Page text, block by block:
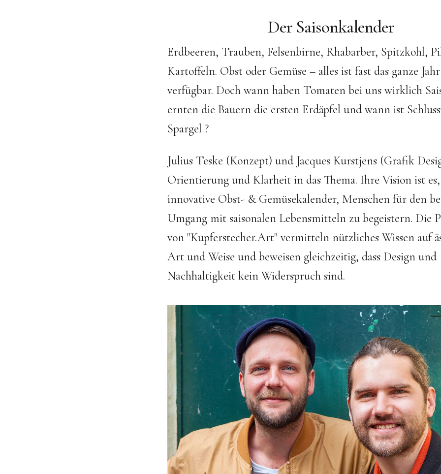
Der Saisonkalender
Erdbeeren, Trauben, Felsenbirne, Rhabarber, Spitzkohl,
Kartoffeln. Obst oder Gemüse – alles ist fast das ganze
verfügbar. Doch wann haben Tomaten bei uns wirklich
ernten die Bauern die ersten Erdäpfel und wann ist
Spargel ?
Julius Teske (Konzept) und Jacques Kurstjens (Grafik
Orientierung und Klarheit in das Thema. Ihre Vision ist
innovative Obst- & Gemüsekalender, Menschen für den
Umgang mit saisonalen Lebensmitteln zu begeistern. Die
von "Kupferstecher.Art" vermitteln nützliches Wissen auf
Art und Weise und beweisen gleichzeitig, dass Design und
Nachhaltigkeit kein Widerspruch sind.